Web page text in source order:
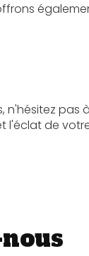
n'hésitez pas
l'éclat de